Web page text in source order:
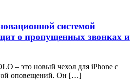
системой
о пропущенных звонках и
– это новый чехол для iPhone с
оповещений. Он […]